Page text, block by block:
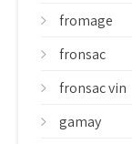
fromage
fronsac
fronsac vin
gamay